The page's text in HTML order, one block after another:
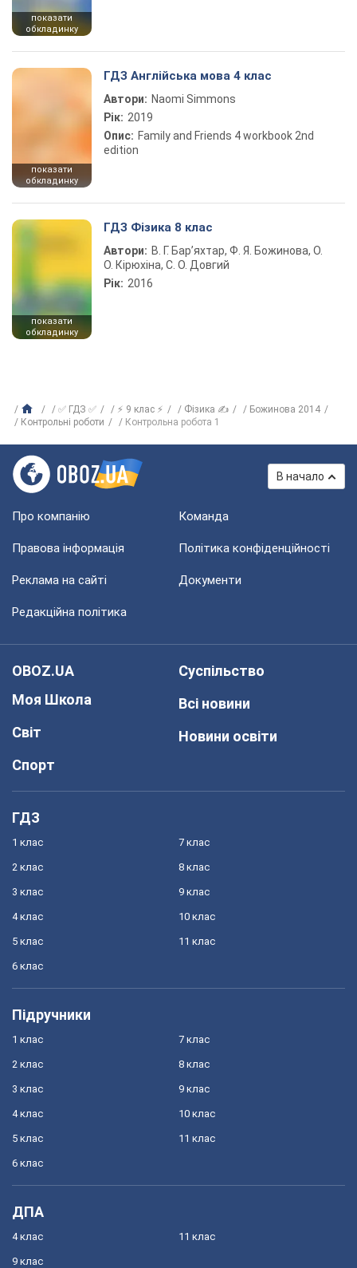
показати
обкладинку
показати
обкладинку
ГДЗ Англійська мова 4 клас
Автори: Naomi Simmons
Рік: 2019
Опис: Family and Friends 4 workbook 2nd
edition
показати
обкладинку
ГДЗ Фізика 8 клас
Автори: В. Г. Бар’яхтар, Ф. Я. Божинова, О.
О. Кірюхіна, С. О. Довгий
Рік: 2016
✅ ГДЗ ✅ ⚡ 9 клас ⚡ Фізика ✍
Божинова 2014
Контрольні роботи
Контрольна робота 1
В начало
Про компанію Команда
Правова інформація Політика конфіденційності
Реклама на сайті Документи
Редакційна політика
OBOZ.UA
Моя Школа
Світ
Спорт
Суспільство
Всі новини
Новини освіти
ГДЗ
1 клас
2 клас
3 клас
4 клас
5 клас
6 клас
7 клас
8 клас
9 клас
10 клас
11 клас
Підручники
1 клас
2 клас
3 клас
4 клас
5 клас
6 клас
7 клас
8 клас
9 клас
10 клас
11 клас
ДПА
4 клас
9 клас
11 клас